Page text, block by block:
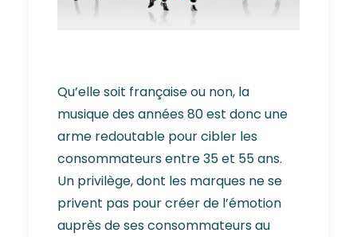
Qu’elle soit française ou non, la
musique des années 80 est donc une
arme redoutable pour cibler les
consommateurs entre 35 et 55 ans.
Un privilège, dont les marques ne se
privent pas pour créer de l’émotion
auprès de ses consommateurs au